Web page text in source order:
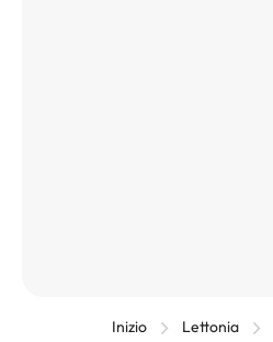
Inizio Lettonia